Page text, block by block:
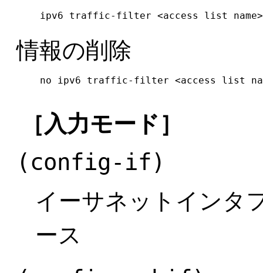
ipv6 traffic-filter <access list
情報の削除
no ipv6 traffic-filter <access list
［入力モード］
(config-if)
イーサネットインタ
ース